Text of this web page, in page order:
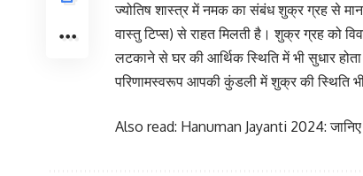
ज्योतिष शास्त्र में नमक का संबंध शुक्र ग्रह से
वास्तु टिप्स) से राहत मिलती है। शुक्र ग्रह को
लटकाने से घर की आर्थिक स्थिति में भी सुधार
परिणामस्वरूप आपकी कुंडली में शुक्र की स्थिति
Also read: Hanuman Jayanti 2024: जानिए